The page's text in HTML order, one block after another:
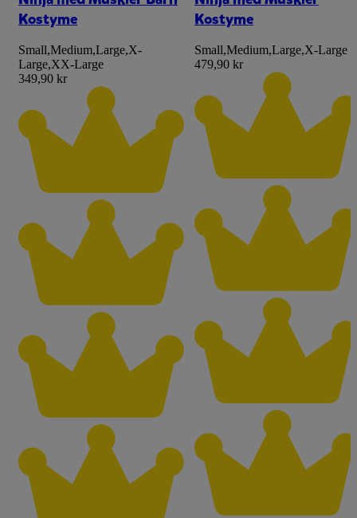
Kostyme
Small,Medium,Large,X-
Large,XX-Large
349,90 kr
Kostyme
Small,Medium,Large,X-Large
479,90 kr